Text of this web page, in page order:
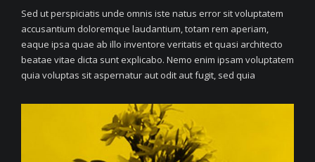
Sed ut perspiciatis unde omnis iste natus error sit voluptatem
accusantium doloremque laudantium, totam rem aperiam,
eaque ipsa quae ab illo inventore veritatis et quasi architecto
beatae vitae dicta sunt explicabo. Nemo enim ipsam voluptatem
quia voluptas sit aspernatur aut odit aut fugit, sed quia